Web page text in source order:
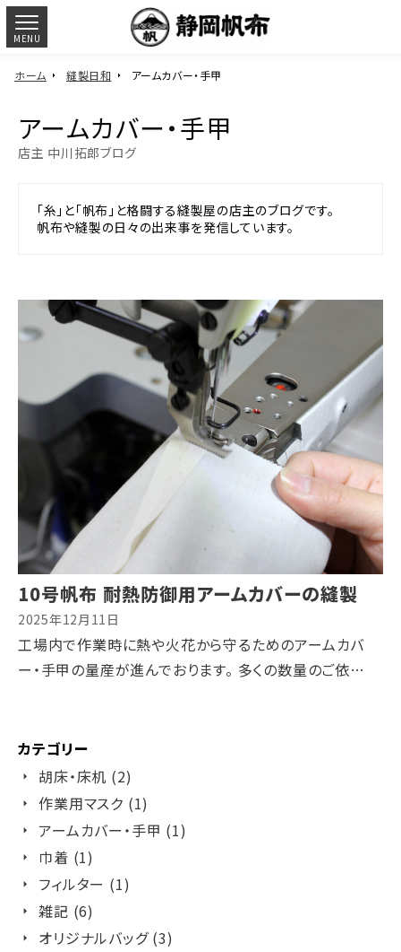
MENU
ホーム 縫製日和 アームカバー・手甲
アームカバー・手甲
店主 中川拓郎ブログ
「糸」と「帆布」と格闘する縫製屋の店主のブログです。
帆布や縫製の日々の出来事を発信しています。
10号帆布 耐熱防御用アームカバーの縫製
2025年12月11日
工場内で作業時に熱や火花から守るためのアームカバ
ー・手甲の量産が進んでおります。 多くの数量のご依…
カテゴリー
胡床・床机 (2)
作業用マスク (1)
アームカバー・手甲 (1)
巾着 (1)
フィルター (1)
雑記 (6)
オリジナルバッグ (3)